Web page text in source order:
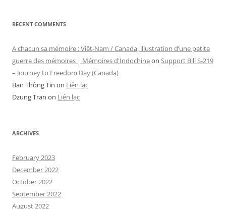
RECENT COMMENTS
A chacun sa mémoire : Viêt-Nam / Canada, illustration d’une petite
guerre des mémoires | Mémoires d'Indochineon Support Bill S-219
– Journey to Freedom Day (Canada)
Ban Thông Tin on Liên lạc
Dzung Tran on Liên lạc
ARCHIVES
February 2023
December 2022
October 2022
September 2022
August 2022